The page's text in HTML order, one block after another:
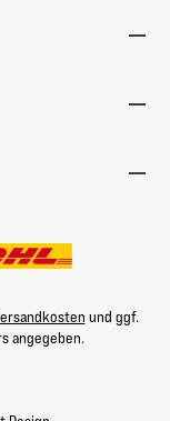
und ggf.
angegeben.